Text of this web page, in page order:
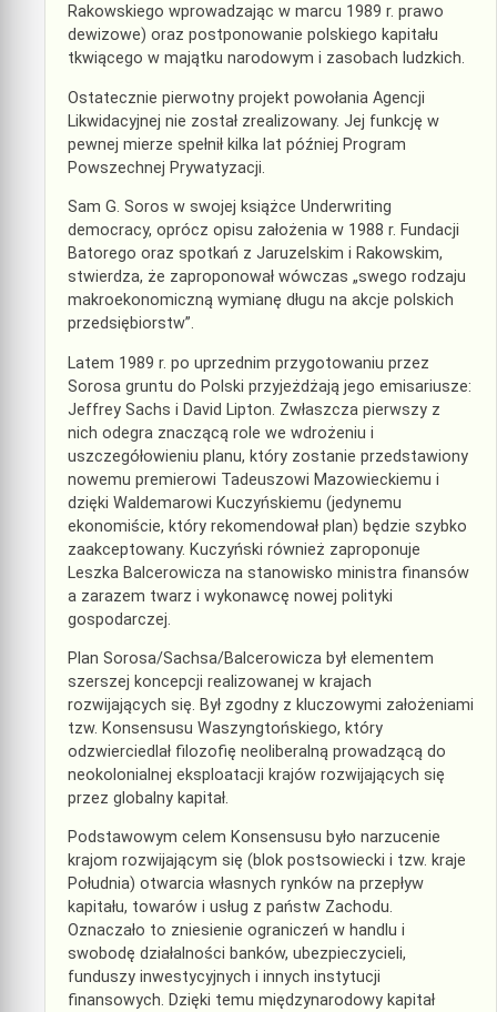
Rakowskiego wprowadzając w marcu 1989 r. prawo
dewizowe) oraz postponowanie polskiego kapitału
tkwiącego w majątku narodowym i zasobach ludzkich.
Ostatecznie pierwotny projekt powołania Agencji
Likwidacyjnej nie został zrealizowany. Jej funkcję w
pewnej mierze spełnił kilka lat później Program
Powszechnej Prywatyzacji.
Sam G. Soros w swojej książce Underwriting
democracy, oprócz opisu założenia w 1988 r. Fundacji
Batorego oraz spotkań z Jaruzelskim i Rakowskim,
stwierdza, że zaproponował wówczas „swego rodzaju
makroekonomiczną wymianę długu na akcje polskich
przedsiębiorstw”.
Latem 1989 r. po uprzednim przygotowaniu przez
Sorosa gruntu do Polski przyjeżdżają jego emisariusze:
Jeffrey Sachs i David Lipton. Zwłaszcza pierwszy z
nich odegra znaczącą role we wdrożeniu i
uszczegółowieniu planu, który zostanie przedstawiony
nowemu premierowi Tadeuszowi Mazowieckiemu i
dzięki Waldemarowi Kuczyńskiemu (jedynemu
ekonomiście, który rekomendował plan) będzie szybko
zaakceptowany. Kuczyński również zaproponuje
Leszka Balcerowicza na stanowisko ministra finansów
a zarazem twarz i wykonawcę nowej polityki
gospodarczej.
Plan Sorosa/Sachsa/Balcerowicza był elementem
szerszej koncepcji realizowanej w krajach
rozwijających się. Był zgodny z kluczowymi założeniami
tzw. Konsensusu Waszyngtońskiego, który
odzwierciedlał filozofię neoliberalną prowadzącą do
neokolonialnej eksploatacji krajów rozwijających się
przez globalny kapitał.
Podstawowym celem Konsensusu było narzucenie
krajom rozwijającym się (blok postsowiecki i tzw. kraje
Południa) otwarcia własnych rynków na przepływ
kapitału, towarów i usług z państw Zachodu.
Oznaczało to zniesienie ograniczeń w handlu i
swobodę działalności banków, ubezpieczycieli,
funduszy inwestycyjnych i innych instytucji
finansowych. Dzięki temu międzynarodowy kapitał